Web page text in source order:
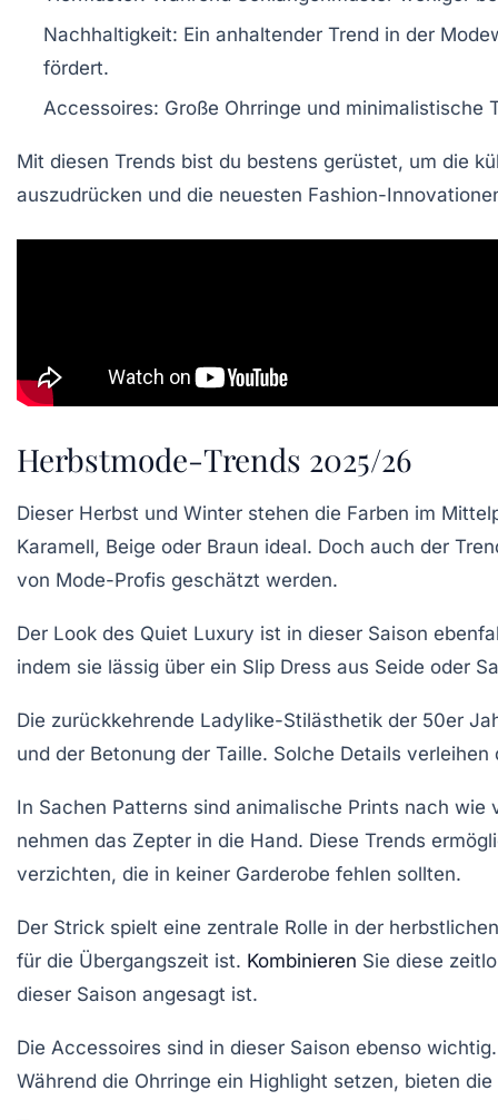
Nachhaltigkeit: Ein anhaltender Trend in der
fördert.
Accessoires: Große Ohrringe und minimalistische
Mit diesen Trends bist du bestens gerüstet, um die
auszudrücken und die neuesten Fashion-
Herbstmode-Trends 2025/26
Dieser Herbst und Winter stehen die Farben im
Karamell, Beige oder Braun ideal. Doch auch der
von Mode-Profis geschätzt werden.
Der Look des Quiet Luxury ist in dieser Saison
indem sie lässig über ein Slip Dress aus Seide oder
Die zurückkehrende Ladylike-Stilästhetik der 50er
und der Betonung der Taille. Solche Details
In Sachen Patterns sind animalische Prints nach wie
nehmen das Zepter in die Hand. Diese Trends
verzichten, die in keiner Garderobe fehlen sollten.
Der Strick spielt eine zentrale Rolle in der
für die Übergangszeit ist. Kombinieren Sie diese
dieser Saison angesagt ist.
Die Accessoires sind in dieser Saison ebenso
Während die Ohrringe ein Highlight setzen, bieten